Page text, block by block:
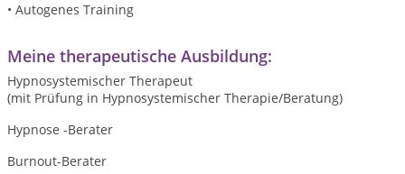
• Autogenes Training
Meine therapeutische Ausbildung:
Hypnosystemischer Therapeut
(mit Prüfung in Hypnosystemischer Therapie/Beratung)
Hypnose -Berater
Burnout-Berater